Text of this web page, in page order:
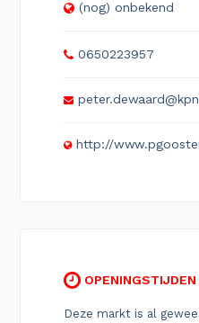
(nog) onbekend
0650223957
http://
OPENINGSTIJDEN
Deze markt is al